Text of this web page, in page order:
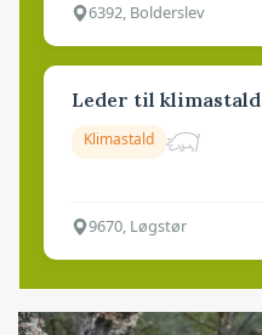
6392, Bolderslev
Leder til klimastald
Klimastald
9670, Løgstør